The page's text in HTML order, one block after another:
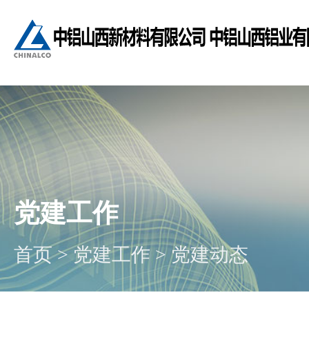
党建工作
首页>党建工作 >党建动态